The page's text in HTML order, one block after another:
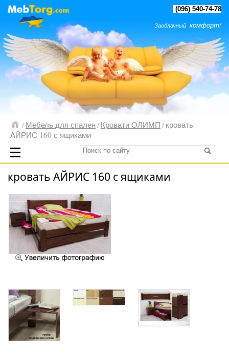
(096) 540-74-78
Заоблачный комфорт!
/ Мебель для спален/ Кровати ОЛИМП / кровать
АЙРИС 160 с ящиками
кровать АЙРИС 160 с ящиками